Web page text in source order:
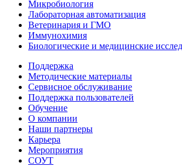
Микробиология
Лабораторная автоматизация
Ветеринария и ГМО
Иммунохимия
Биологические и медицинские
Поддержка
Методические материалы
Сервисное обслуживание
Поддержка пользователей
Обучение
О компании
Наши партнеры
Карьера
Мероприятия
СОУТ